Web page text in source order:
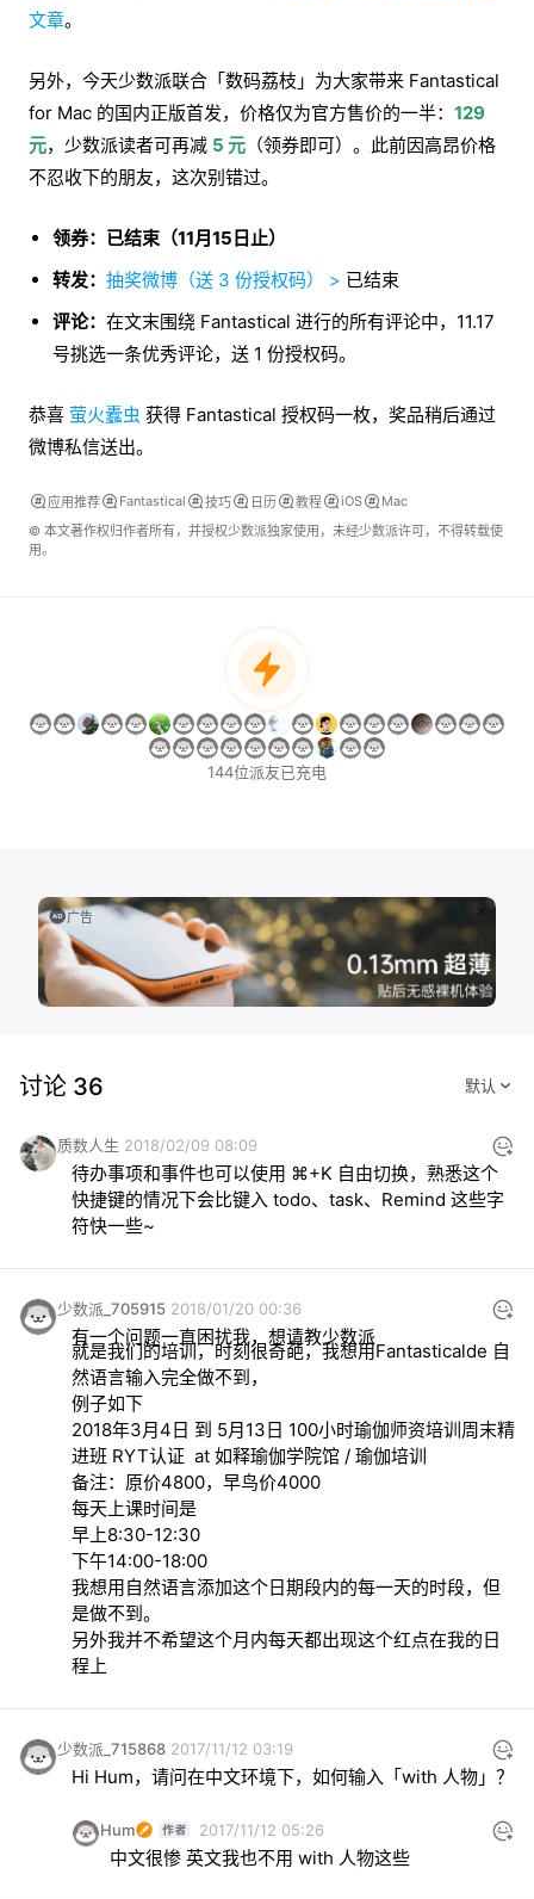
文章。
另外，今天少数派联合「数码荔枝」为大家带来 Fantastical
for Mac 的国内正版首发，价格仅为官方售价的一半： 129
元，少数派读者可再减 5 元 （领券即可）。此前因高昂价格
不忍收下的朋友，这次别错过。
领券：已结束（11月15日止）
转发： 抽奖微博（送 3 份授权码） > 已结束
评论： 在文末围绕 Fantastical 进行的所有评论中，11.17
号挑选一条优秀评论，送 1 份授权码。
恭喜 萤火蠹虫 获得 Fantastical 授权码一枚，奖品稍后通过
微博私信送出。
应用推荐 Fantastical 技巧 日历 教程 iOS
Mac
© 本文著作权归作者所有，并授权少数派独家使用，未经少数派许可，不得转载使
用。
144位派友已充电
广告
讨论 36
质数人生 2018/02/09 08:09
待办事项和事件也可以使用 ⌘+K 自由切换，熟悉这个
快捷键的情况下会比键入 todo、task、Remind 这些字
符快一些~
少数派_705915 2018/01/20 00:36
就是我们的培训，时刻很奇葩，我想用Fantasticalde 自
2018年3月4日 到 5月13日 100小时瑜伽师资培训周末精
我想用自然语言添加这个日期段内的每一天的时段，但
另外我并不希望这个月内每天都出现这个红点在我的日
程上
少数派_715868 2017/11/12 03:19
Hi Hum，请问在中文环境下，如何输入「with 人物」？
Hum 2017/11/12 05:26
中文很惨 英文我也不用 with 人物这些